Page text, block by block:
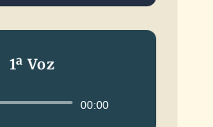
1ª Voz
Reproductor00:00